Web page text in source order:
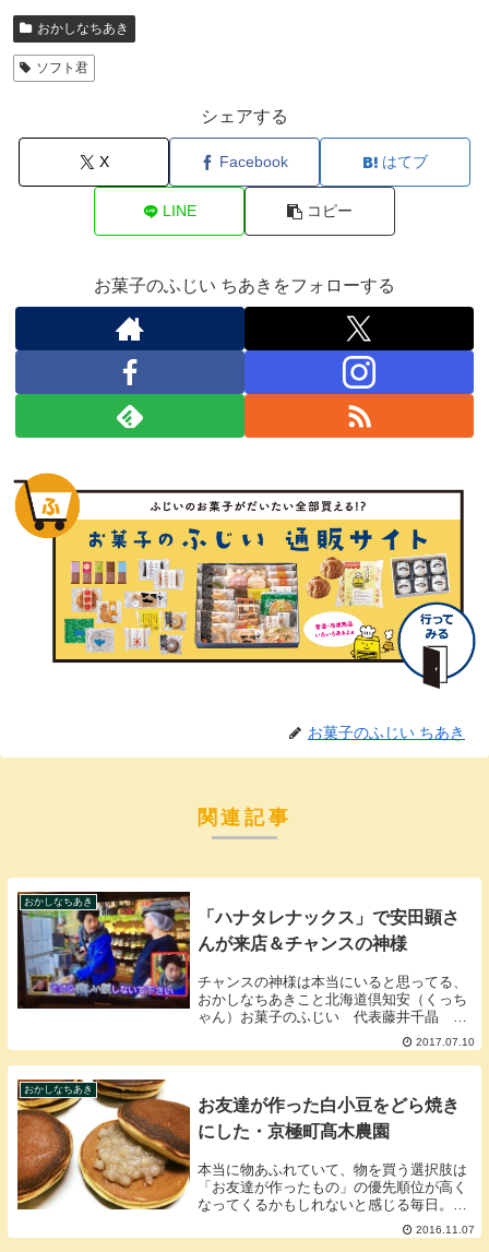
おかしなちあき
ソフト君
シェアする
X Facebook はてブ
LINE コピー
お菓子のふじい ちあきをフォローする
お菓子のふじい ちあき
関連記事
おかしなちあき
「ハナタレナックス」で安田顕さ
んが来店＆チャンスの神様
チャンスの神様は本当にいると思ってる、
おかしなちあきこと北海道倶知安（くっち
ゃん）お菓子のふじい 代表藤井千晶 で
す取材はある日突然に５月の某日、テレビ
突撃取材で安田顕さんきたーー今迄で1番
テンションが上がった有名人一緒に顔ハメ
2017.07.10
おかしなちあき
お友達が作った白小豆をどら焼き
にした・京極町髙木農園
本当に物あふれていて、物を買う選択肢は
「お友達が作ったもの」の優先順位が高く
なってくるかもしれないと感じる毎日。北
海道倶知安（くっちゃん）お菓子のふじ
い 藤井千晶生産者の顔が見える は も
2016.11.07